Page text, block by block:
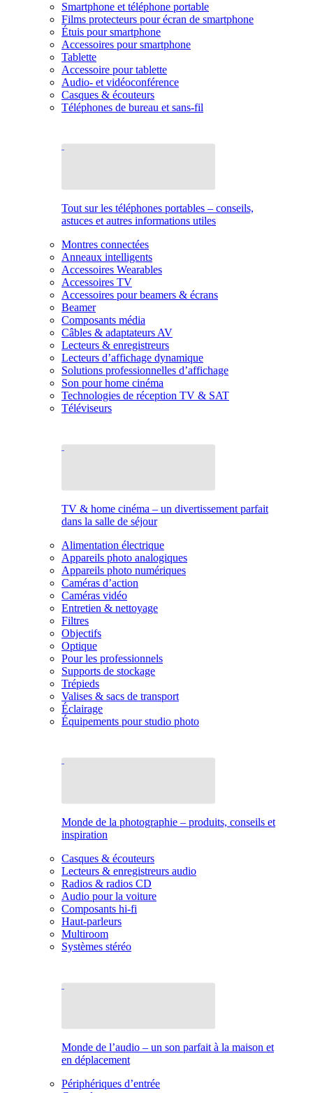
Smartphone et téléphone portable
Films protecteurs pour écran de smartphone
Étuis pour smartphone
Accessoires pour smartphone
Tablette
Accessoire pour tablette
Audio- et vidéoconférence
Casques & écouteurs
Téléphones de bureau et sans-fil
Tout sur les téléphones portables – conseils,
astuces et autres informations utiles
Montres connectées
Anneaux intelligents
Accessoires Wearables
Accessoires TV
Accessoires pour beamers & écrans
Beamer
Composants média
Câbles & adaptateurs AV
Lecteurs & enregistreurs
Lecteurs d’affichage dynamique
Solutions professionnelles d’affichage
Son pour home cinéma
Technologies de réception TV & SAT
Téléviseurs
TV & home cinéma – un divertissement parfait
dans la salle de séjour
Alimentation électrique
Appareils photo analogiques
Appareils photo numériques
Caméras d’action
Caméras vidéo
Entretien & nettoyage
Filtres
Objectifs
Optique
Pour les professionnels
Supports de stockage
Trépieds
Valises & sacs de transport
Éclairage
Équipements pour studio photo
Monde de la photographie – produits, conseils et
inspiration
Casques & écouteurs
Lecteurs & enregistreurs audio
Radios & radios CD
Audio pour la voiture
Composants hi-fi
Haut-parleurs
Multiroom
Systèmes stéréo
Monde de l’audio – un son parfait à la maison et
en déplacement
Périphériques d’entrée